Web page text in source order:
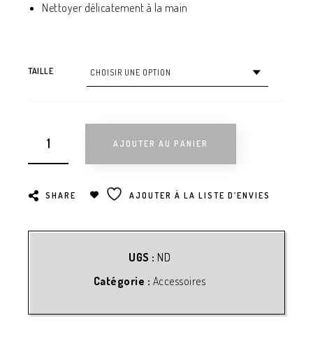
Nettoyer délicatement à la main
TAILLE
AJOUTER AU PANIER
SHARE AJOUTER À LA LISTE D’ENVIES
UGS : ND
Catégorie : Accessoires